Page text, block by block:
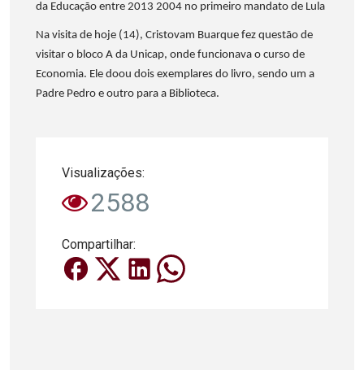
da Educação entre 2013 2004 no primeiro mandato de Lula
Na visita de hoje (14), Cristovam Buarque fez questão de
visitar o bloco A da Unicap, onde funcionava o curso de
Economia. Ele doou dois exemplares do livro, sendo um a
Padre Pedro e outro para a Biblioteca.
Visualizações:
2588
Compartilhar: